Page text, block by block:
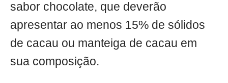
sabor chocolate, que deverão
apresentar ao menos 15% de sólidos
de cacau ou manteiga de cacau em
sua composição.